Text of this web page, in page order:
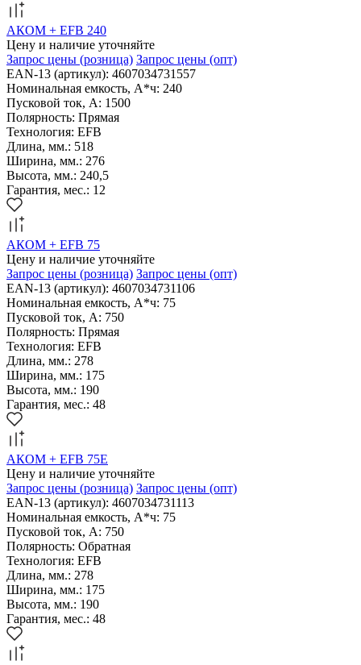
АКОМ + EFB 240
Цену и наличие уточняйте
Запрос цены (розница) Запрос цены (опт)
EAN-13 (артикул): 4607034731557
Номинальная емкость, А*ч: 240
Пусковой ток, А: 1500
Полярность: Прямая
Технология: EFB
Длина, мм.: 518
Ширина, мм.: 276
Высота, мм.: 240,5
Гарантия, мес.: 12
АКОМ + EFB 75
Цену и наличие уточняйте
Запрос цены (розница) Запрос цены (опт)
EAN-13 (артикул): 4607034731106
Номинальная емкость, А*ч: 75
Пусковой ток, А: 750
Полярность: Прямая
Технология: EFB
Длина, мм.: 278
Ширина, мм.: 175
Высота, мм.: 190
Гарантия, мес.: 48
АКОМ + EFB 75Е
Цену и наличие уточняйте
Запрос цены (розница) Запрос цены (опт)
EAN-13 (артикул): 4607034731113
Номинальная емкость, А*ч: 75
Пусковой ток, А: 750
Полярность: Обратная
Технология: EFB
Длина, мм.: 278
Ширина, мм.: 175
Высота, мм.: 190
Гарантия, мес.: 48